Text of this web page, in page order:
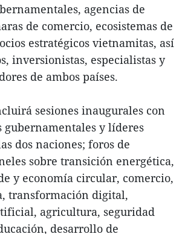
agencias de
de comercio, ecosistemas de
estratégicos vietnamitas, así
inversionistas, especialistas y
de ambos países.
sesiones inaugurales con
gubernamentales y líderes
dos naciones; foros de
sobre transición energética,
y economía circular, comercio,
transformación digital,
agricultura, seguridad
desarrollo de